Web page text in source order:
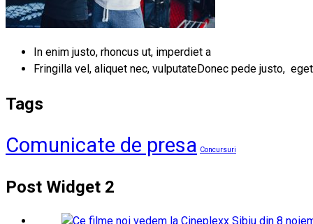
In enim justo, rhoncus ut, imperdiet a
Fringilla vel, aliquet nec, vulputateDonec pede justo,
Tags
Comunicate de presa Concursuri
Post Widget 2